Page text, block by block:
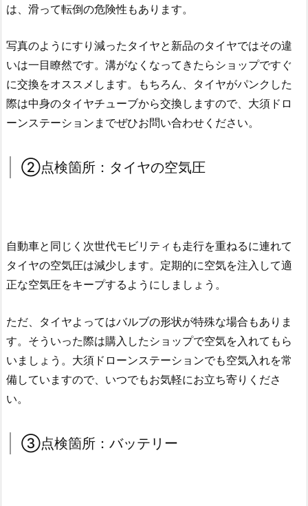
は、滑って転倒の危険性もあります。
写真のようにすり減ったタイヤと新品のタイヤではその違
いは一目瞭然です。溝がなくなってきたらショップですぐ
に交換をオススメします。もちろん、タイヤがパンクした
際は中身のタイヤチューブから交換しますので、大須ドロ
ーンステーションまでぜひお問い合わせください。
②点検箇所：タイヤの空気圧
自動車と同じく次世代モビリティも走行を重ねるに連れて
タイヤの空気圧は減少します。定期的に空気を注入して適
正な空気圧をキープするようにしましょう。
ただ、タイヤよってはバルブの形状が特殊な場合もありま
す。そういった際は購入したショップで空気を入れてもら
いましょう。大須ドローンステーションでも空気入れを常
備していますので、いつでもお気軽にお立ち寄りくださ
い。
③点検箇所：バッテリー